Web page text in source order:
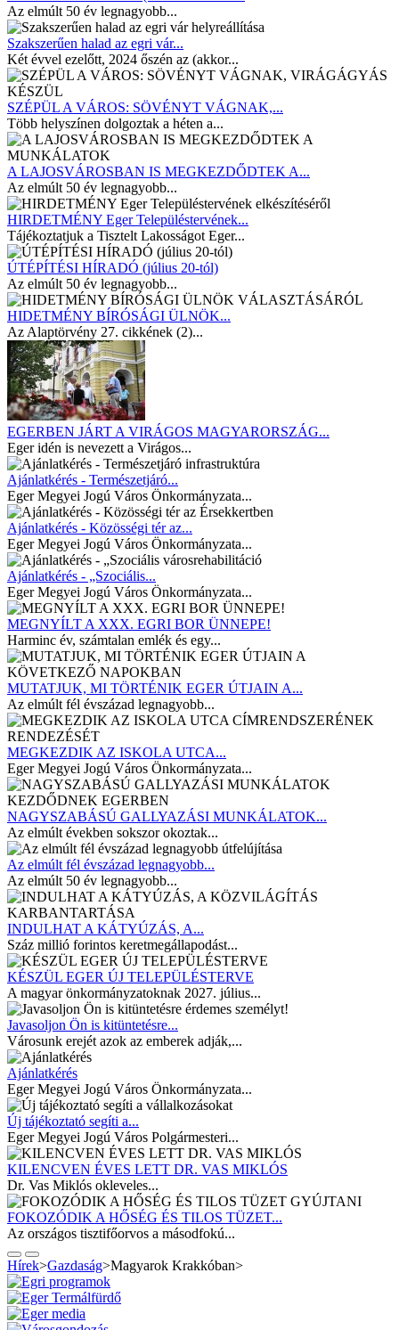
Az elmúlt 50 év legnagyobb...
Szakszerűen halad az egri vár...
Két évvel ezelőtt, 2024 őszén az (akkor...
SZÉPÜL A VÁROS: SÖVÉNYT VÁGNAK,...
Több helyszínen dolgoztak a héten a...
A LAJOSVÁROSBAN IS MEGKEZDŐDTEK A...
Az elmúlt 50 év legnagyobb...
HIRDETMÉNY Eger Településtervének...
Tájékoztatjuk a Tisztelt Lakosságot Eger...
ÚTÉPÍTÉSI HÍRADÓ (július 20-tól)
Az elmúlt 50 év legnagyobb...
HIDETMÉNY BÍRÓSÁGI ÜLNÖK...
Az Alaptörvény 27. cikkének (2)...
EGERBEN JÁRT A VIRÁGOS MAGYARORSZÁG...
Eger idén is nevezett a Virágos...
Ajánlatkérés - Természetjáró...
Eger Megyei Jogú Város Önkormányzata...
Ajánlatkérés - Közösségi tér az...
Eger Megyei Jogú Város Önkormányzata...
Ajánlatkérés - „Szociális...
Eger Megyei Jogú Város Önkormányzata...
MEGNYÍLT A XXX. EGRI BOR ÜNNEPE!
Harminc év, számtalan emlék és egy...
MUTATJUK, MI TÖRTÉNIK EGER ÚTJAIN A...
Az elmúlt fél évszázad legnagyobb...
MEGKEZDIK AZ ISKOLA UTCA...
Eger Megyei Jogú Város Önkormányzata...
NAGYSZABÁSÚ GALLYAZÁSI MUNKÁLATOK...
Az elmúlt években sokszor okoztak...
Az elmúlt fél évszázad legnagyobb...
Az elmúlt 50 év legnagyobb...
INDULHAT A KÁTYÚZÁS, A...
Száz millió forintos keretmegállapodást...
KÉSZÜL EGER ÚJ TELEPÜLÉSTERVE
A magyar önkormányzatoknak 2027. július...
Javasoljon Ön is kitüntetésre...
Városunk erejét azok az emberek adják,...
Ajánlatkérés
Eger Megyei Jogú Város Önkormányzata...
Új tájékoztató segíti a...
Eger Megyei Jogú Város Polgármesteri...
KILENCVEN ÉVES LETT DR. VAS MIKLÓS
Dr. Vas Miklós okleveles...
FOKOZÓDIK A HŐSÉG ÉS TILOS TÜZET...
Az országos tisztifőorvos a másodfokú...
Hírek>Gazdaság>Magyarok Krakkóban>